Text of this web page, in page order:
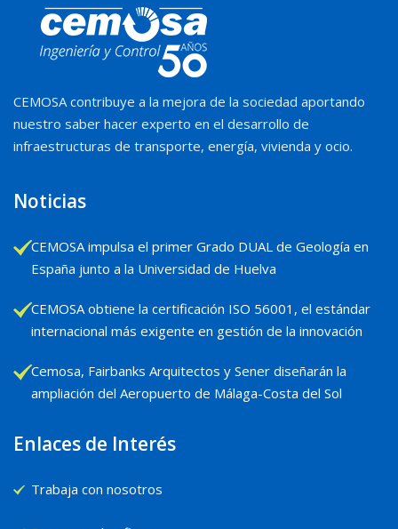
CEMOSA contribuye a la mejora de la sociedad aportando
nuestro saber hacer experto en el desarrollo de
infraestructuras de transporte, energía, vivienda y ocio.
Noticias
CEMOSA impulsa el primer Grado DUAL de Geología en
España junto a la Universidad de Huelva
CEMOSA obtiene la certificación ISO 56001, el estándar
internacional más exigente en gestión de la innovación
Cemosa, Fairbanks Arquitectos y Sener diseñarán la
ampliación del Aeropuerto de Málaga-Costa del Sol
Enlaces de Interés
Trabaja con nosotros